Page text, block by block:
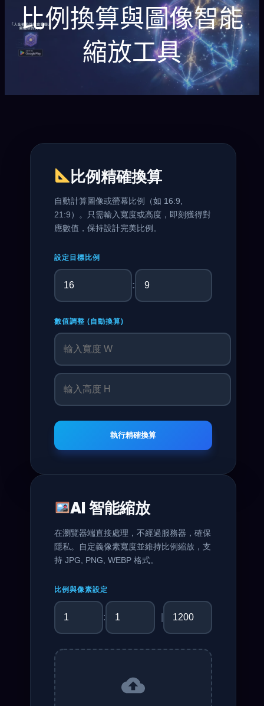
比例換算與圖像智能
縮放工具
比例精確換算
自動計算圖像或螢幕比例（如 16:9,
21:9）。只需輸入寬度或高度，即刻獲得對
應數值，保持設計完美比例。
設定目標比例
:
數值調整 (自動換算)
執行精確換算
AI 智能縮放
在瀏覽器端直接處理，不經過服務器，確保
隱私。自定義像素寬度並維持比例縮放，支
持 JPG, PNG, WEBP 格式。
比例與像素設定
: